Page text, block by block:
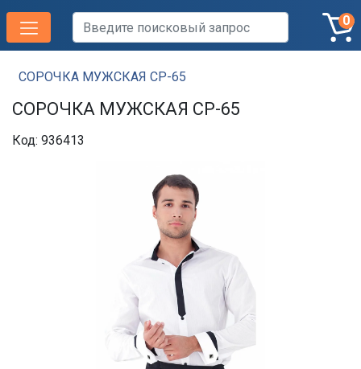
0
СОРОЧКА МУЖСКАЯ СР-65
СОРОЧКА МУЖСКАЯ СР-65
Код: 936413